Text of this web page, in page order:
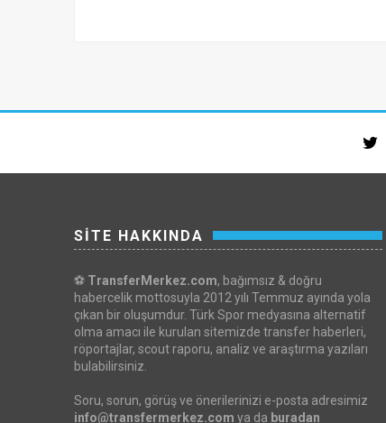
SİTE HAKKINDA
⚽ TransferMerkez.com, bağımsız & doğru
habercelik mottosuyla 2012 yılı Temmuz ayında yola
çıkan bir oluşumdur. Türk Spor medyasına alternatif
olma amacı ile kurulan sitemizde transfer haberleri,
röportajlar, scout raporu, analiz ve araştırma yazıları
bulabilirsiniz.
Soru, sorun, görüş ve önerilerinizi e-posta adresimiz
info@transfermerkez.com ya da buradan